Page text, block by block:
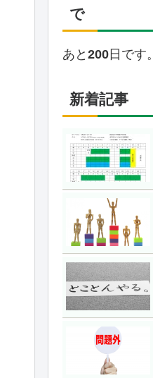
で
あと 200 日です。
新着記事